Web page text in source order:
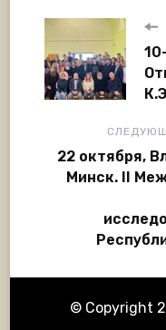
22 октября,
Минск. II
© Copyright